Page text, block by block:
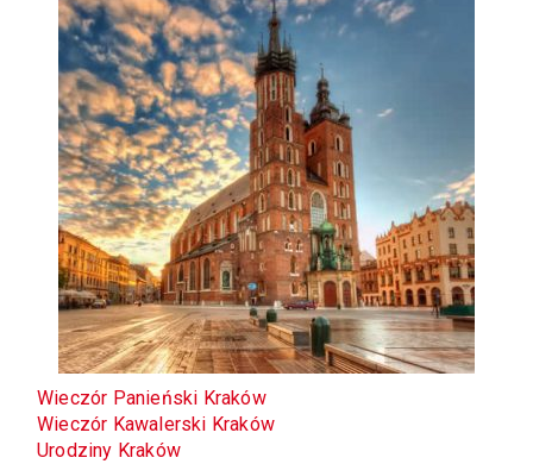
Wieczór Panieński Kraków
Wieczór Kawalerski Kraków
Urodziny Kraków